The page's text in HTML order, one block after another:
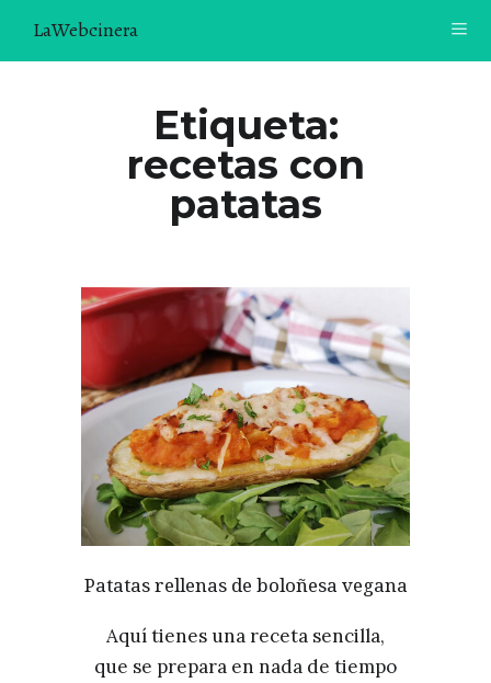
LaWebcinera
VIDEORECETAS
¿TE GUSTARÍA UNIRTE A NUESTRA AVENTURA GASTRON
ÓMICA?
ÚNETE A LA NEWSLETTER
RECOMENDACIONES
Etiqueta:
recetas con
patatas
Patatas rellenas de boloñesa vegana
Aquí tienes una receta sencilla,
que se prepara en nada de tiempo